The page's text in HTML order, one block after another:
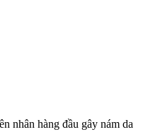
nhân hàng đầu gây nám da